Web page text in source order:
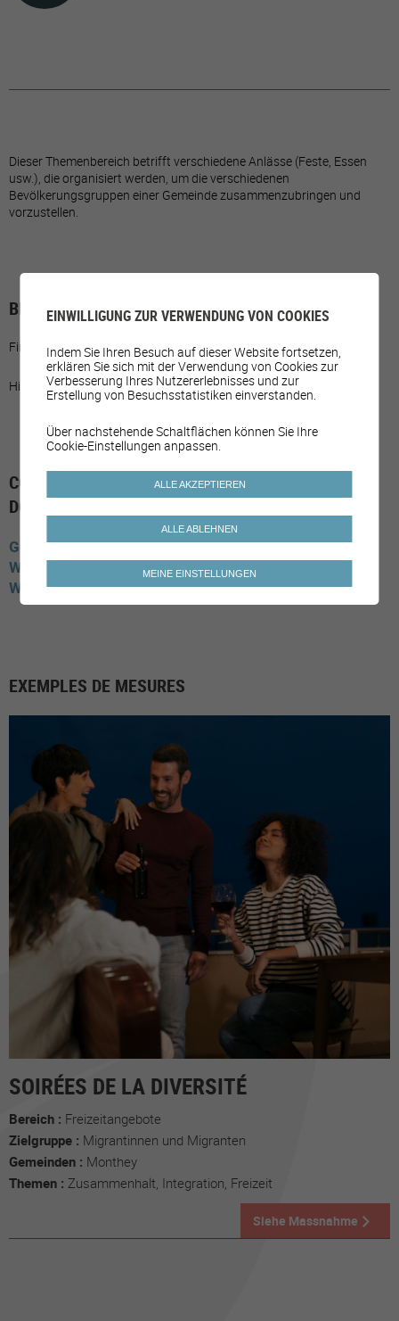
Dieser Themenbereich betrifft verschiedene Anlässe (Feste, Essen
usw.), die organisiert werden, um die verschiedenen
Bevölkerungsgruppen einer Gemeinde zusammenzubringen und
vorzustellen.
BETEILIGUNG DER GEMEINDE
Finanzielle Unterstützung der Projekte.
Hilfe bei der Organisation der Veranstaltungen.
COMMUNES AYANT MIS EN PLACE LE SOUS-
DOMAINE
Genf Onex Meinier
Waadt
Prilly
Wallis
Monthey Saxon Riddes Orsières
EXEMPLES DE MESURES
SOIRÉES DE LA DIVERSITÉ
Bereich : Freizeitangebote
Zielgruppe : Migrantinnen und Migranten
Gemeinden : Monthey
Themen : Zusammenhalt, Integration, Freizeit
Siehe Massnahme
EINWILLIGUNG ZUR VERWENDUNG VON COOKIES
Indem Sie Ihren Besuch auf dieser Website fortsetzen,
erklären Sie sich mit der Verwendung von Cookies zur
Verbesserung Ihres Nutzererlebnisses und zur
Erstellung von Besuchsstatistiken einverstanden.
Über nachstehende Schaltflächen können Sie Ihre
Cookie-Einstellungen anpassen.
ALLE AKZEPTIEREN
ALLE ABLEHNEN
MEINE EINSTELLUNGEN